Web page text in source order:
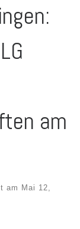
am
am Mai 12,